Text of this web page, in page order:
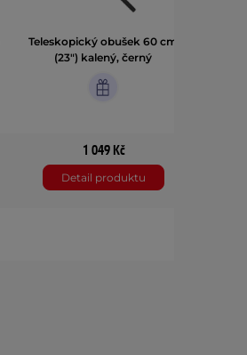
Teleskopický obušek 60 cm
(23") kalený, černý
1 049 Kč
Detail produktu